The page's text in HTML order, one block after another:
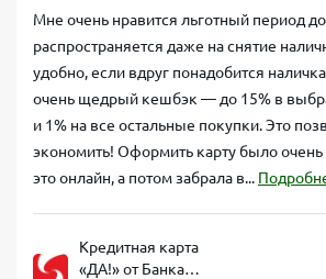
Мне очень нравится льготный период
распространяется даже на снятие
удобно, если вдруг понадобится
очень щедрый кешбэк — до 15% в
и 1% на все остальные покупки. Это
экономить! Оформить карту было очень
это онлайн, а потом забрала в...
Кредитная карта
«ДА!» от Банка